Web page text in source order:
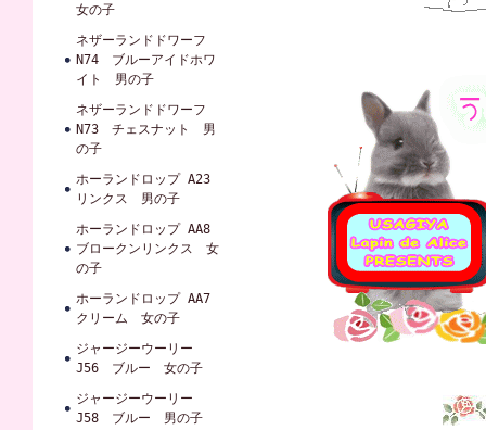
女の子
ネザーランドドワーフ
N74 ブルーアイドホワ
イト 男の子
ネザーランドドワーフ
N73 チェスナット 男
の子
ホーランドロップ A23
リンクス 男の子
ホーランドロップ AA8
ブロークンリンクス 女
の子
ホーランドロップ AA7
クリーム 女の子
ジャージーウーリー
J56 ブルー 女の子
ジャージーウーリー
J58 ブルー 男の子